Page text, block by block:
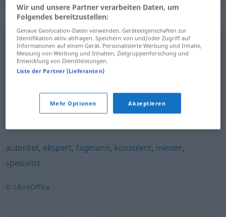
Synonyme für "kapasitet"
begrensning,bredde,format,grad,innhold,lengde,
omfang,område,rekkevidde
fond,forråd,forsyning lager,opplag
autoritet, ekspert, fagmann, konsulent, mester,
spesialist
© LibreOffice
Wir und unsere Partner verarbeiten Daten, um
Folgendes bereitzustellen:
Genaue Geolocation-Daten verwenden. Geräteeigenschaften zur
Identifikation aktiv abfragen. Speichern von und/oder Zugriff auf
Informationen auf einem Gerät. Personalisierte Werbung und Inhalte,
Messung von Werbung und Inhalten, Zielgruppenforschung und
Entwicklung von Dienstleistungen.
Liste der Partner (Lieferanten)
Mehr Optionen Akzeptieren